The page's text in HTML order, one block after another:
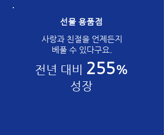
전년 대비 255%
성장
선물 용품점
사랑과 친절을 언제든지
베풀 수 있다구요.